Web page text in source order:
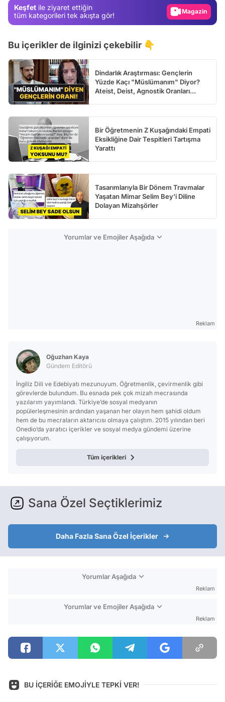
Keşfet ile ziyaret ettiğin
tüm kategorileri tek akışta gör!
Magazin
Video
Bu içerikler de ilginizi çekebilir 👇
Dindarlık Araştırması: Gençlerin
Yüzde Kaçı "Müslümanım" Diyor?
Ateist, Deist, Agnostik Oranları...
Bir Öğretmenin Z Kuşağındaki Empati
Eksikliğine Dair Tespitleri Tartışma
Yarattı
Tasarımlarıyla Bir Dönem Travmalar
Yaşatan Mimar Selim Bey'i Diline
Dolayan Mizahşörler
Yorumlar ve Emojiler Aşağıda
Reklam
Oğuzhan Kaya
Gündem Editörü
İngiliz Dili ve Edebiyatı mezunuyum. Öğretmenlik, çevirmenlik gibi
görevlerde bulundum. Bu esnada pek çok mizah mecrasında
yazılarım yayımlandı. Türkiye’de sosyal medyanın
popülerleşmesinin ardından yaşanan her olayın hem şahidi oldum
hem de bu mecraların aktarıcısı olmaya çalıştım. 2015 yılından beri
Onedio’da yaratıcı içerikler ve sosyal medya gündemi üzerine
çalışıyorum.
Tüm içerikleri
Sana Özel Seçtiklerimiz
Daha Fazla Sana Özel İçerikler
Yorumlar Aşağıda
Reklam
Yorumlar ve Emojiler Aşağıda
Reklam
BU İÇERİĞE EMOJİYLE TEPKİ VER!